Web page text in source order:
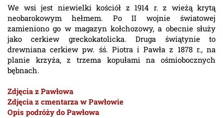
We wsi jest niewielki kościół z 1914 r. z wieżą krytą
neobarokowym hełmem. Po II wojnie światowej
zamieniono go w magazyn kołchozowy, a obecnie służy
jako cerkiew greckokatolicka. Druga świątynie to
drewniana cerkiew pw. śś. Piotra i Pawła z 1878 r., na
planie krzyża, z trzema kopułami na ośmiobocznych
bębnach.
Zdjęcia z Pawłowa
Zdjęcia z cmentarza w Pawłowie
Opis podróży do Pawłowa